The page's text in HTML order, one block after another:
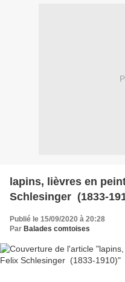
lapins, lièvres en
Schlesinger (1833-
Publié le 15/09/2020 à 20:28
Par Balades comtoises